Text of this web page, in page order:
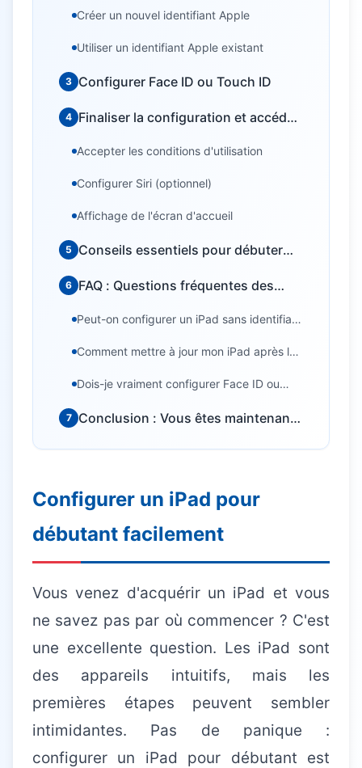
Besoin d'aide informatique ?
Intervention rapide à domicile — 25€/h après crédit
d'impôt
Créer un nouvel identifiant Apple
Utiliser un identifiant Apple existant
3 Configurer Face ID ou Touch ID
4 Finaliser la configuration et accéder
Accepter les conditions d'utilisation
Configurer Siri (optionnel)
Affichage de l'écran d'accueil
5
Conseils essentiels pour débuter
6 FAQ : Questions fréquentes des
Peut-on configurer un iPad sans identifiant
Comment mettre à jour mon iPad après la
Dois-je vraiment configurer Face ID ou
7
Conclusion : Vous êtes maintenant
Configurer un iPad pour
débutant facilement
Vous venez d'acquérir un iPad et vous
ne savez pas par où commencer ? C'est
une excellente question. Les iPad sont
des appareils intuitifs, mais les
premières étapes peuvent sembler
intimidantes. Pas de panique :
configurer un iPad pour débutant est